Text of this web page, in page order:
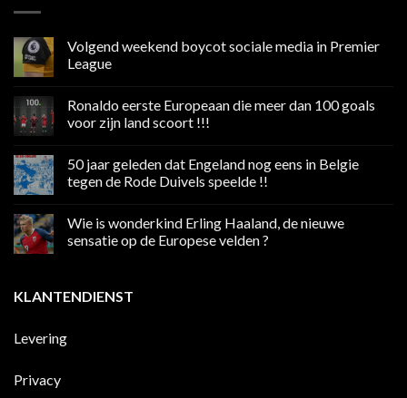
Volgend weekend boycot sociale media in Premier
League
op
weekend
media
in
Premier
Ronaldo eerste Europeaan die meer dan 100 goals
voor zijn land scoort !!!
op
Ronaldo
eerste
meer
100
land
scoort
50 jaar geleden dat Engeland nog eens in Belgie
tegen de Rode Duivels speelde !!
op
jaar
nog
eens
tegen
Wie is wonderkind Erling Haaland, de nieuwe
sensatie op de Europese velden ?
Wie
is
Haaland,
KLANTENDIENST
Levering
Privacy